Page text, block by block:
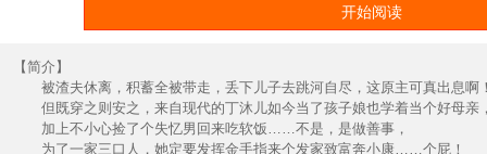
开始阅读
【简介】
被渣夫休离，积蓄全被带走，丢下儿子去跳河自尽，这原主可真出息啊！
但既穿之则安之，来自现代的丁沐儿如今当了孩子娘也学着当个好母亲，
加上不小心捡了个失忆男回来吃软饭……不是，是做善事，
为了一家三口人，她定要发挥金手指来个发家致富奔小康……个屁！